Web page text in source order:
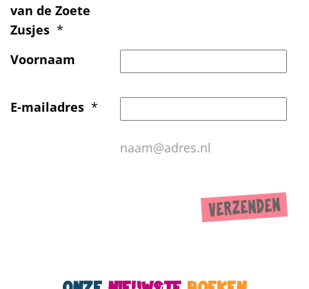
van de Zoete
Zusjes *
Voornaam
E-mailadres *
naam@adres.nl